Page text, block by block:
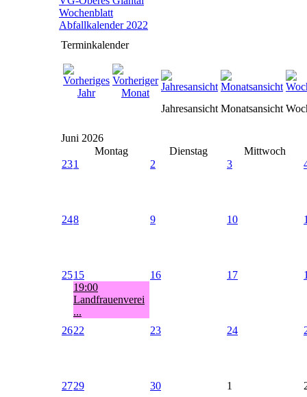
Wochenblatt
Abfallkalender 2022
Terminkalender
Jahresansicht Monatsansicht
Juni 2026
Montag
Dienstag
Mittwoch
231 2 3
248 9 10
2515
19:00
Landfrauenverei
...
16 17
2622 23 24
2729 30 1